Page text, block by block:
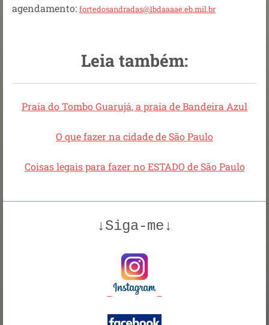
agendamento: fortedosandradas@1bdaaaae.eb.mil.br
Leia também:
Praia do Tombo Guarujá, a praia de Bandeira Azul
O que fazer na cidade de São Paulo
Coisas legais para fazer no ESTADO de São Paulo
↓Siga-me↓